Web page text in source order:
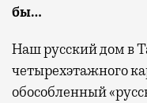
бы…
Наш русский дом в
четырехэтажного
обособленный